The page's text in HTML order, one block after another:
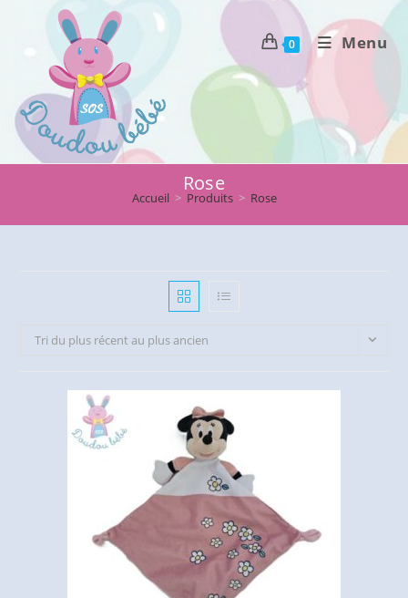
0 Menu
Rose
Accueil > Produits > Rose
Tri du plus récent au plus ancien